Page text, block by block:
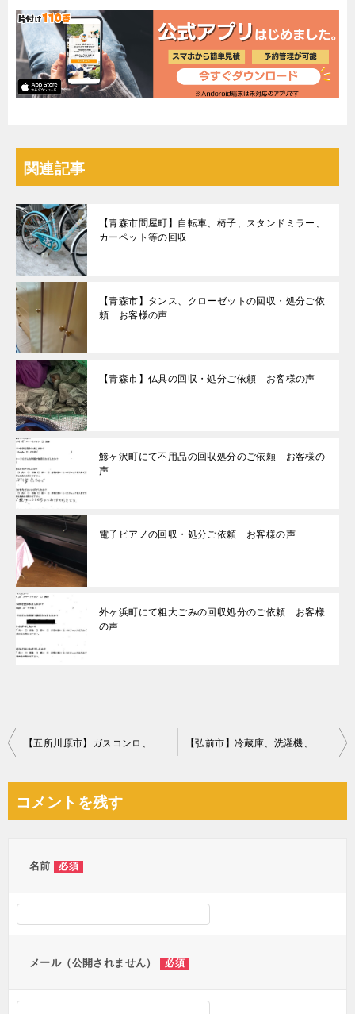
関連記事
【青森市問屋町】自転車、椅子、スタンドミラー、
カーペット等の回収
【青森市】タンス、クローゼットの回収・処分ご依
頼 お客様の声
【青森市】仏具の回収・処分ご依頼 お客様の声
鯵ヶ沢町にて不用品の回収処分のご依頼 お客様の
声
電子ピアノの回収・処分ご依頼 お客様の声
外ヶ浜町にて粗大ごみの回収処分のご依頼 お客様
の声
投
ビ
【五所川原市】ガスコンロ、食器棚、ドレッサーの回収・処分ご依頼 【弘前市】冷蔵庫、洗濯機、電子レンジ、折り畳みベッド等の回収
コメントを残す
名前 必須
メール（公開されません） 必須